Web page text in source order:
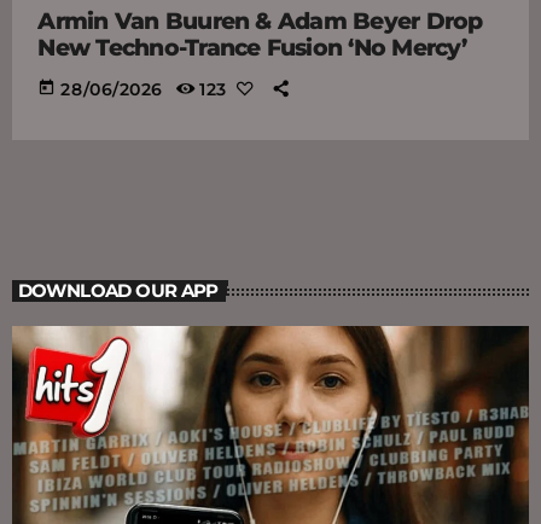
Armin Van Buuren & Adam Beyer Drop
New Techno-Trance Fusion ‘No Mercy’
today 28/06/2026 123
DOWNLOAD OUR APP